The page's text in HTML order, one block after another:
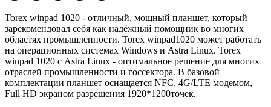
Torex winpad 1020 - отличный, мощный планшет, который
зарекомендовал себя как надёжный помощник во многих
областях промышленности. Torex winpad1020 может работать
на операционных системах Windows и Astra Linux. Torex
winpad 1020 с Astra Linux - оптимальное решение для многих
отраслей промышленности и госсектора. В базовой
комплектации планшет оснащается NFC, 4G/LTE модемом,
Full HD экраном разрешения 1920*1200точек.